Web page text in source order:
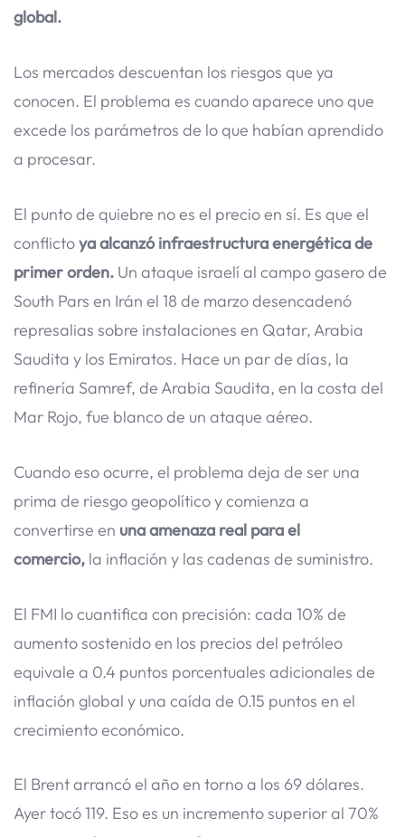
global.
Los mercados descuentan los riesgos que ya
conocen. El problema es cuando aparece uno que
excede los parámetros de lo que habían aprendido
a procesar.
El punto de quiebre no es el precio en sí. Es que el
conflictoya alcanzó infraestructura energética de
primer orden. Un ataque israelí al campo gasero de
South Pars en Irán el 18 de marzo desencadenó
represalias sobre instalaciones en Qatar, Arabia
Saudita y los Emiratos. Hace un par de días, la
refinería Samref, de Arabia Saudita, en la costa del
Mar Rojo, fue blanco de un ataque aéreo.
Cuando eso ocurre, el problema deja de ser una
prima de riesgo geopolítico y comienza a
convertirse en una amenaza real para el
comercio, la inflación y las cadenas de suministro.
El FMI lo cuantifica con precisión: cada 10% de
aumento sostenido en los precios del petróleo
equivale a 0.4 puntos porcentuales adicionales de
inflación global y una caída de 0.15 puntos en el
crecimiento económico.
El Brent arrancó el año en torno a los 69 dólares.
Ayer tocó 119. Eso es un incremento superior al 70%